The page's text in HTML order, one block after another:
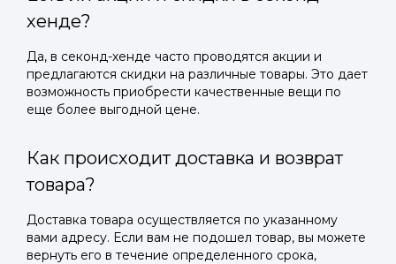
хенде?
Да, в секонд-хенде часто проводятся акции и
предлагаются скидки на различные товары. Это дает
возможность приобрести качественные вещи по
еще более выгодной цене.
Как происходит доставка и возврат
товара?
Доставка товара осуществляется по указанному
вами адресу. Если вам не подошел товар, вы можете
вернуть его в течение определенного срока,